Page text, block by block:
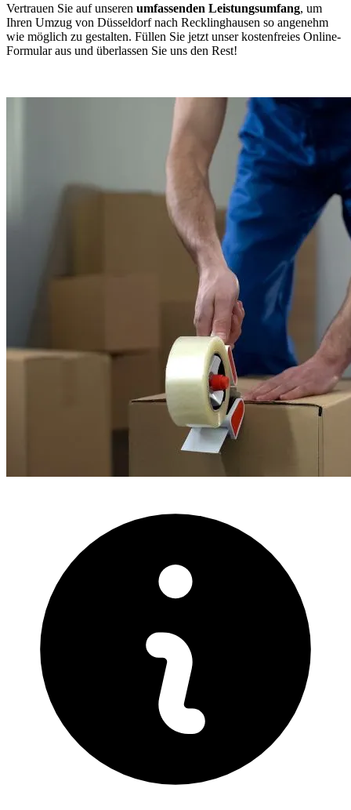
Vertrauen Sie auf unseren umfassenden Leistungsumfang, um
Ihren Umzug von Düsseldorf nach Recklinghausen so angenehm
wie möglich zu gestalten. Füllen Sie jetzt unser kostenfreies Online-
Formular aus und überlassen Sie uns den Rest!